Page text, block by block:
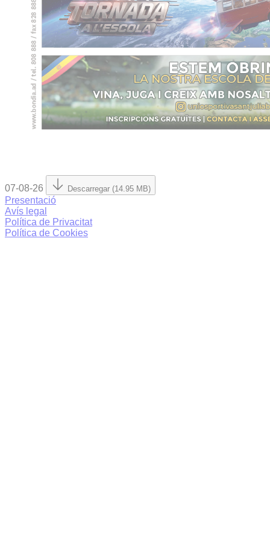
07-08-26 Descarregar (14.95 MB)
Presentació
Avís legal
Política de Privacitat
Política de Cookies